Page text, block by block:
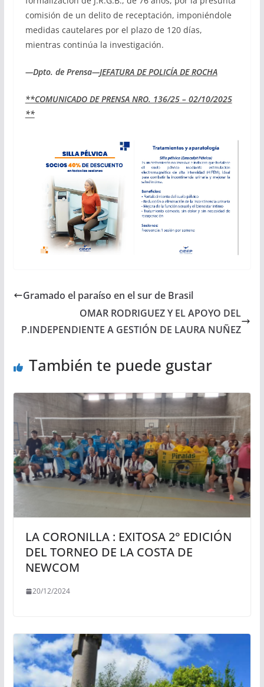
comisión de un delito de receptación, imponiéndole
medidas cautelares por el plazo de 120 días,
mientras continúa la investigación.
—Dpto. de Prensa—JEFATURA DE POLICÍA DE ROCHA
**COMUNICADO DE PRENSA NRO. 136/25 – 02/10/2025
**
Gramado el paraíso en el sur de Brasil
OMAR RODRIGUEZ Y EL APOYO DEL
P.INDEPENDIENTE A GESTIÓN DE LAURA NUÑEZ
También te puede gustar
LA CORONILLA : EXITOSA 2° EDICIÓN
DEL TORNEO DE LA COSTA DE
NEWCOM
20/12/2024